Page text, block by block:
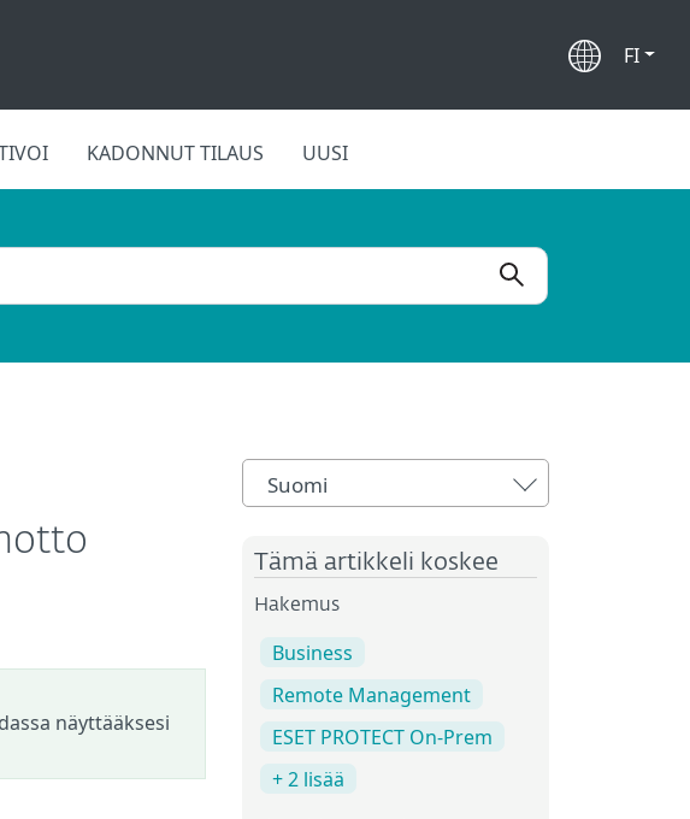
FI
KADONNUT TILAUS UUSI
näyttääksesi
Suomi
Tämä artikkeli koskee
Hakemus
Business
Remote Management
ESET PROTECT On-Prem
+ 2 lisää